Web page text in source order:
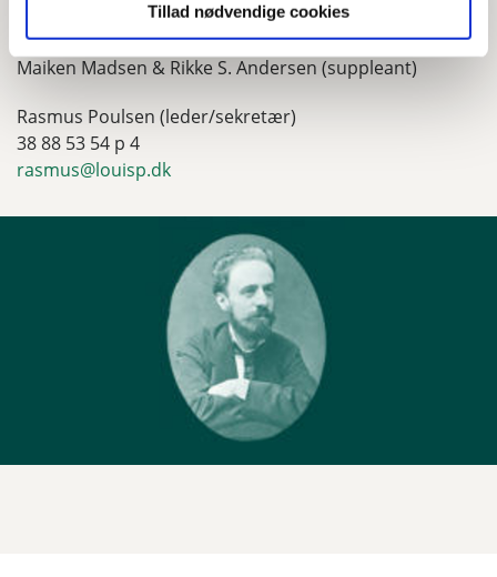
Tillad nødvendige cookies
Personalerepræsentanter
Maiken Madsen & Rikke S. Andersen (suppleant)
Rasmus Poulsen (leder/sekretær)
38 88 53 54 p 4
rasmus@louisp.dk